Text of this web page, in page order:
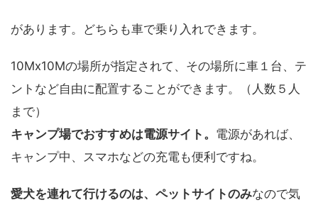
があります。どちらも車で乗り入れできます。
10Mⅹ10Mの場所が指定されて、その場所に車１台、テ
ントなど自由に配置することができます。（人数５人
まで）
キャンプ場でおすすめは電源サイト。 電源があれば、
キャンプ中、スマホなどの充電も便利ですね。
愛犬を連れて行けるのは、ペットサイトのみなので気